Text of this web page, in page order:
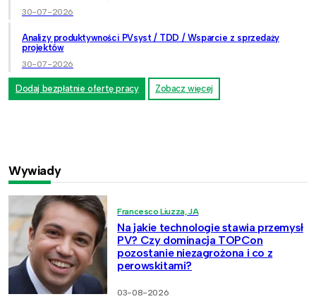
30-07-2026
Analizy produktywności PVsyst / TDD / Wsparcie z sprzedaży
projektów
30-07-2026
Dodaj bezpłatnie ofertę pracy Zobacz więcej
Wywiady
Francesco Liuzza, JA
Na jakie technologie stawia przemysł
PV? Czy dominacja TOPCon
pozostanie niezagrożona i co z
perowskitami?
03-08-2026